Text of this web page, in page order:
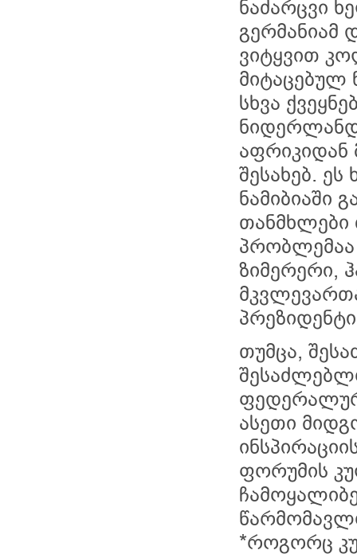
ნაძარცვი
გერმანიამ
ვიტყვით
მიტაცებულ
სხვა
აფრიკიდან
შესახებ.
ნამიბიაში
თანმხლები
პრობლემაა
ზიმერერი,
თუმცა,
ასეთი
ფორუმის
*როგორც